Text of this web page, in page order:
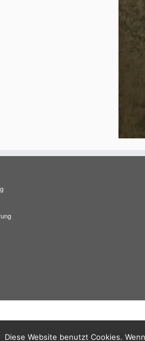
Diese Website benutzt Cookies.